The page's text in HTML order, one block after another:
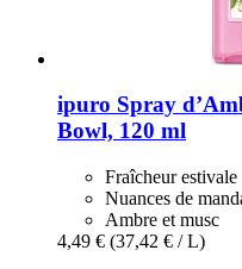
ipuro Spray
Bowl, 120 ml
Fraîcheur estivale
Nuances de
Ambre et musc
4,49 € (37,42 € / L)